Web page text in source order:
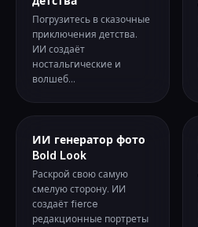
Погрузитесь в сказочные
приключения детства.
ИИ создаёт
ностальгические и
волшеб...
ИИ генератор фото
Bold Look
Раскрой свою самую
смелую сторону. ИИ
создаёт fierce
редакционные портреты